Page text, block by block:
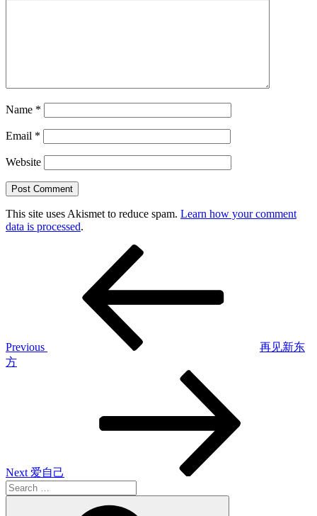
Name *
Email *
Website
This site uses Akismet to reduce spam. Learn how your comment
data is processed.
Previous
再见新东
方
Next 爱自己
Search
for: